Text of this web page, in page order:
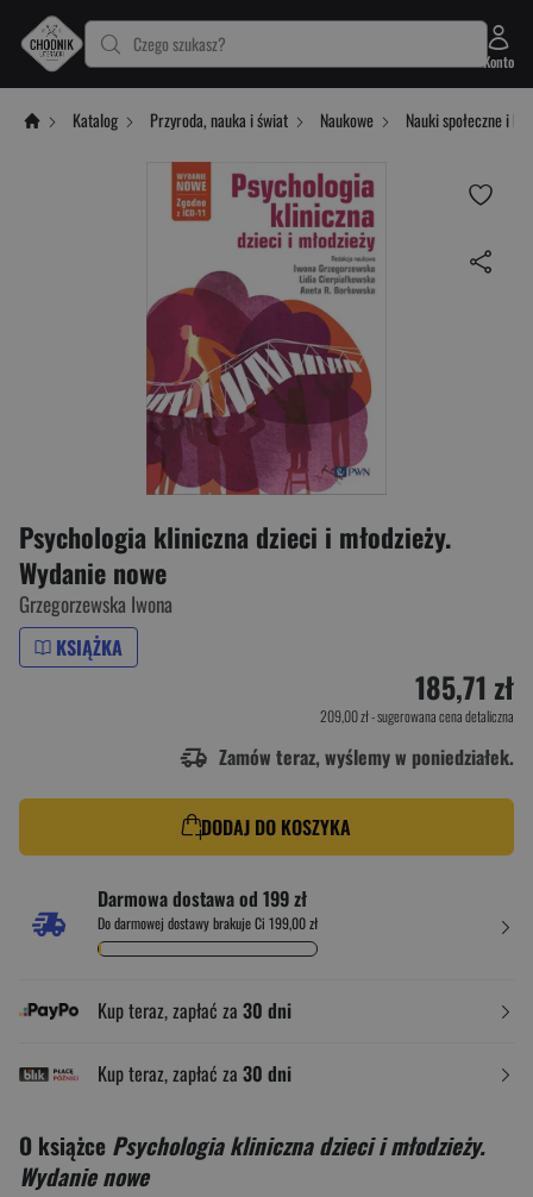
Czego szukasz?
Konto
Katalog Przyroda, nauka i świat Naukowe Nauki społeczne i
Psychologia kliniczna dzieci i młodzieży.
Wydanie nowe
Grzegorzewska Iwona
KSIĄŻKA
185,71 zł
209,00 zł- sugerowana cena detaliczna
Zamów teraz, wyślemy w poniedziałek.
DODAJ DO KOSZYKA
Darmowa dostawa od 199 zł
Do darmowej dostawy brakuje Ci 199,00 zł
Kup teraz, zapłać za 30 dni
Kup teraz, zapłać za 30 dni
O książce Psychologia kliniczna dzieci i młodzieży.
Wydanie nowe